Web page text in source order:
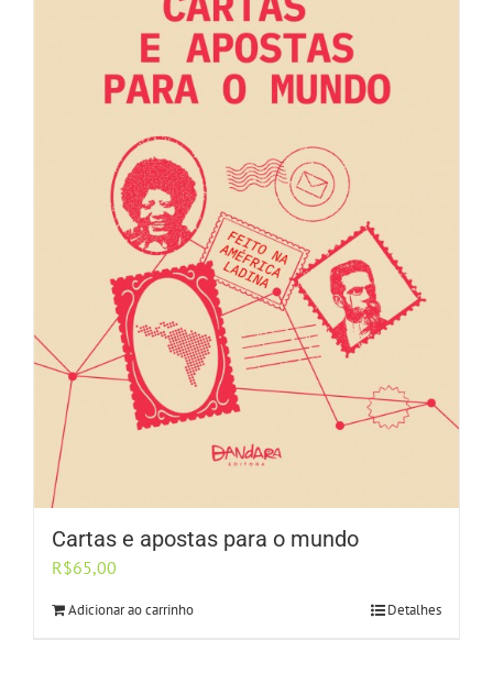
Cartas e apostas para o mundo
R$65,00
Adicionar ao carrinho Detalhes